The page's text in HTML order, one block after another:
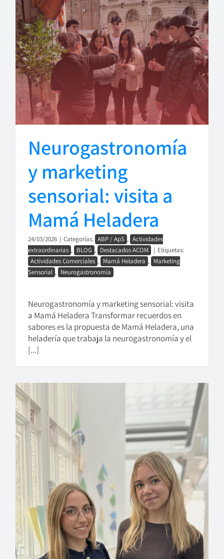
Neurogastronomía
y marketing
sensorial: visita a
Mamá Heladera
24/03/2026 | Categorías: ABP / ApS , Actividades
extraordinarias , BLOG , Destacados ACOM | Etiquetas:
Actividades Comerciales , Mamá Heladera , Marketing
Sensorial , Neurogastronomía
Neurogastronomía y marketing sensorial: visita
a Mamá Heladera Transformar recuerdos en
sabores es la propuesta de Mamá Heladera, una
heladería que trabaja la neurogastronomía y el
[...]